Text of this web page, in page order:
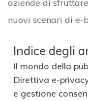
aziende di
nuovi scenari di e-
Indice degli
Il mondo della
Direttiva e-
e gestione